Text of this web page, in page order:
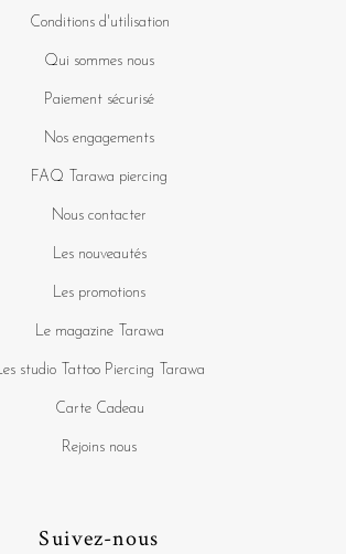
Conditions d'utilisation
Qui sommes nous
Paiement sécurisé
Nos engagements
FAQ Tarawa piercing
Nous contacter
Les nouveautés
Les promotions
Le magazine Tarawa
studio Tattoo Piercing Tarawa
Carte Cadeau
Rejoins nous
Suivez-nous